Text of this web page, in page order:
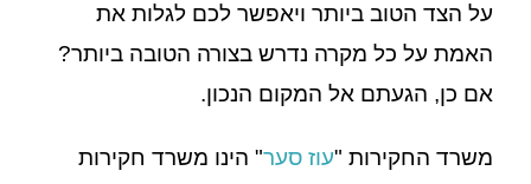
על הצד הטוב ביותר ויאפשר לכם לגלות את
האמת על כל מקרה נדרש בצורה הטובה ביותר?
אם כן, הגעתם אל המקום הנכון.
משרד החקירות "עוז סער" הינו משרד חקירות